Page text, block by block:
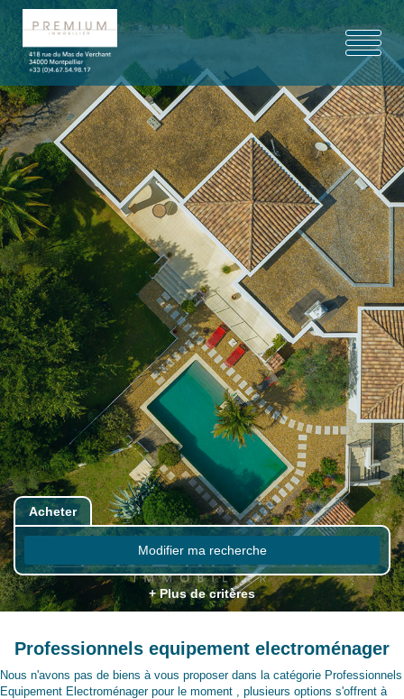
Acheter
Modifier ma recherche
+ Plus de critères
Professionnels equipement electroménager
Nous n'avons pas de biens à vous proposer dans la catégorie Professionnels
Equipement Electroménager pour le moment , plusieurs options s'offrent à